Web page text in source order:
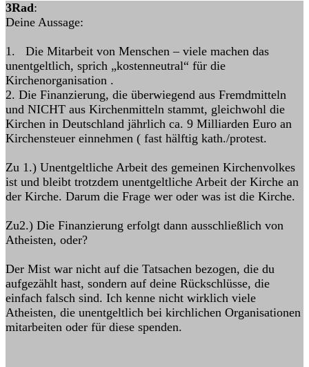
3Rad:
Deine Aussage:
1. Die Mitarbeit von Menschen – viele machen das
unentgeltlich, sprich „kostenneutral“ für die
Kirchenorganisation .
2. Die Finanzierung, die überwiegend aus Fremdmitteln
und NICHT aus Kirchenmitteln stammt, gleichwohl die
Kirchen in Deutschland jährlich ca. 9 Milliarden Euro an
Kirchensteuer einnehmen ( fast hälftig kath./protest.
Zu 1.) Unentgeltliche Arbeit des gemeinen Kirchenvolkes
ist und bleibt trotzdem unentgeltliche Arbeit der Kirche an
der Kirche. Darum die Frage wer oder was ist die Kirche.
Zu2.) Die Finanzierung erfolgt dann ausschließlich von
Atheisten, oder?
Der Mist war nicht auf die Tatsachen bezogen, die du
aufgezählt hast, sondern auf deine Rückschlüsse, die
einfach falsch sind. Ich kenne nicht wirklich viele
Atheisten, die unentgeltlich bei kirchlichen Organisationen
mitarbeiten oder für diese spenden.